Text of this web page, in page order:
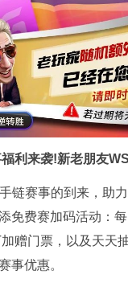
利来袭!新老朋友
链赛事的到来，助
免费赛加码活动：
赠门票，以及天天
事优惠。